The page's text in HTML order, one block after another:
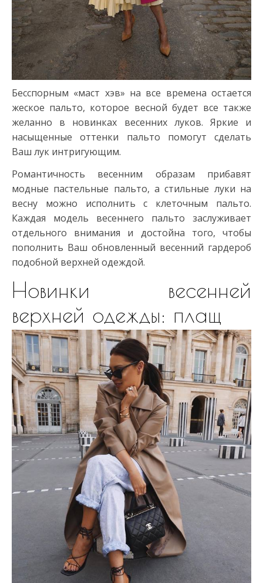
Бесспорным «маст хэв» на все времена остается
жеское пальто, которое весной будет все также
желанно в новинках весенних луков. Яркие и
насыщенные оттенки пальто помогут сделать
Ваш лук интригующим.
Романтичность весенним образам прибавят
модные пастельные пальто, а стильные луки на
весну можно исполнить с клеточным пальто.
Каждая модель весеннего пальто заслуживает
отдельного внимания и достойна того, чтобы
пополнить Ваш обновленный весенний гардероб
подобной верхней одеждой.
Новинки весенней
верхней одежды: плащ